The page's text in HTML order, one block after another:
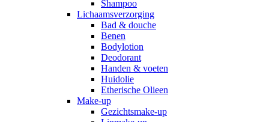
Shampoo
Lichaamsverzorging
Bad & douche
Benen
Bodylotion
Deodorant
Handen & voeten
Huidolie
Etherische Olieen
Make-up
Gezichtsmake-up